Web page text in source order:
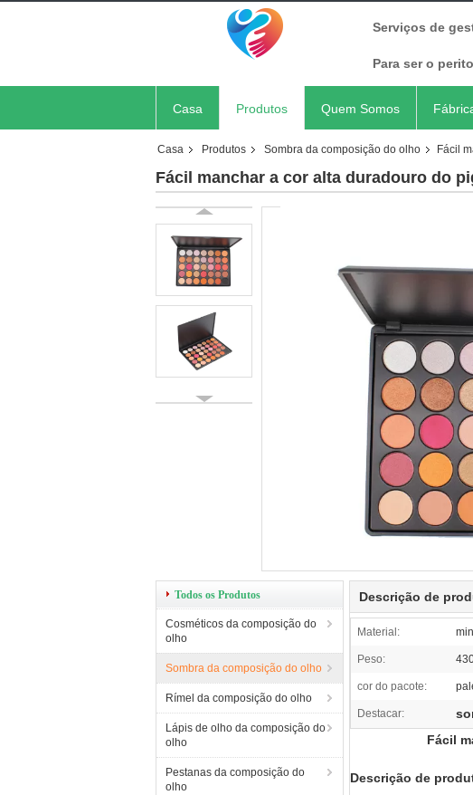
Serviços de
Para ser o
Casa Produtos Quem Somos
Casa Produtos Sombra da composição do olho Fácil
Fácil manchar a cor alta duradouro do
Todos os Produtos
Cosméticos da composição do
olho
Sombra da composição do olho
Rímel da composição do olho
Lápis de olho da composição do
olho
Pestanas da composição do
olho
Descrição de
Material:
Peso:
cor do pacote:
Destacar:
Fácil
Descrição de